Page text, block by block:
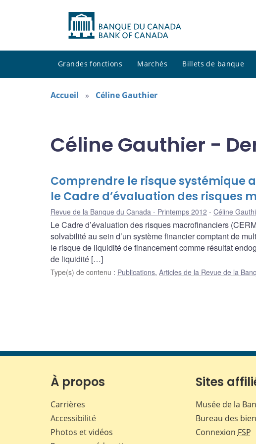
Grandes fonctions Marchés Billets de banque
Accueil Céline Gauthier
Céline Gauthier -
Comprendre le risque systémique
le Cadre d’évaluation des risques
Revue de la Banque du Canada - Printemps 2012 Céline
Le Cadre d’évaluation des risques macrofinanciers
solvabilité au sein d’un système financier comptant de
le risque de liquidité de financement comme résultat
de liquidité […]
Type(s) de contenu : Publications, Articles de la Revue de la
À propos
Carrières
Accessibilité
Photos et vidéos
Sites
Musée de la
Bureau des
Connexion FSP